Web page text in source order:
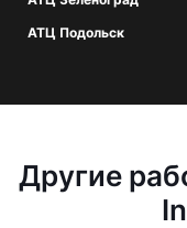
АТЦ Подольск
Другие